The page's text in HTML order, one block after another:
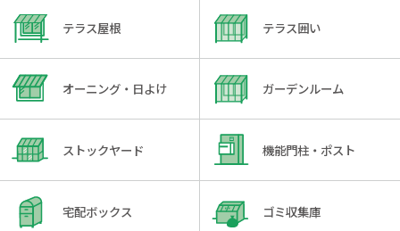
テラス屋根 テラス囲い
オーニング・日よけ ガーデンルーム
ストックヤード 機能門柱・ポスト
宅配ボックス ゴミ収集庫